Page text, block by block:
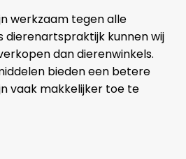
werkzaam tegen alle
dierenartspraktijk kunnen wij
dan dierenwinkels.
bieden een betere
vaak makkelijker toe te